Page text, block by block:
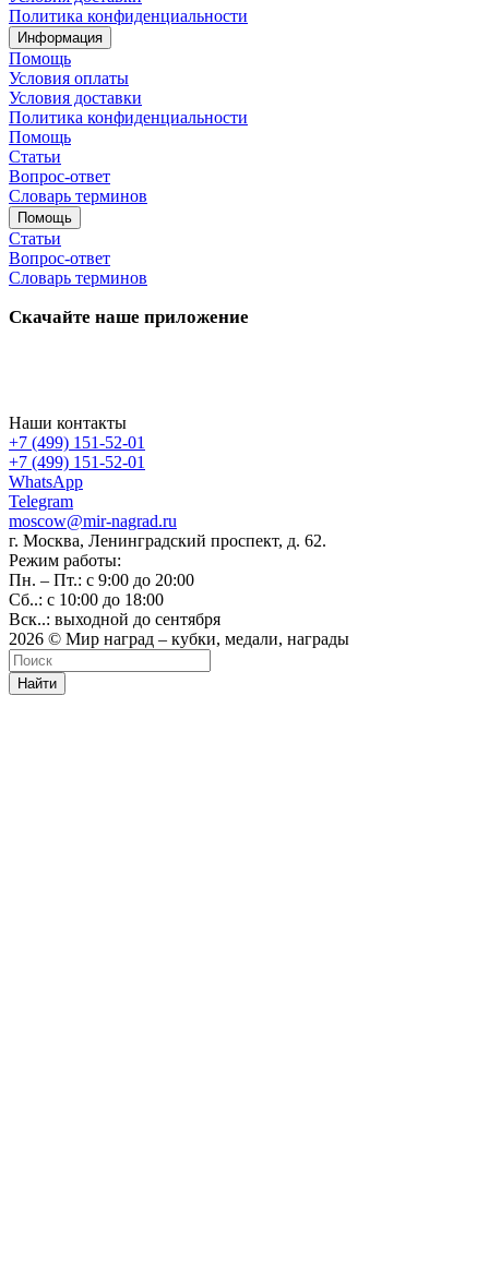
Политика конфиденциальности
Информация
Помощь
Условия оплаты
Условия доставки
Политика конфиденциальности
Помощь
Статьи
Вопрос-ответ
Словарь терминов
Помощь
Статьи
Вопрос-ответ
Словарь терминов
Скачайте наше приложение
Наши контакты
+7 (499) 151-52-01
+7 (499) 151-52-01
WhatsApp
Telegram
moscow@mir-nagrad.ru
г. Москва, Ленинградский проспект, д. 62.
Режим работы:
Пн. – Пт.: с 9:00 до 20:00
Сб..: с 10:00 до 18:00
Вск..: выходной до сентября
2026 © Мир наград – кубки, медали, награды
Найти